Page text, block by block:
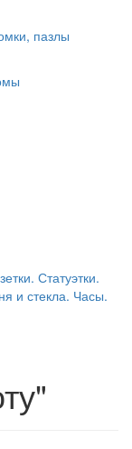
пазлы
Статуэтки.
и стекла. Часы.